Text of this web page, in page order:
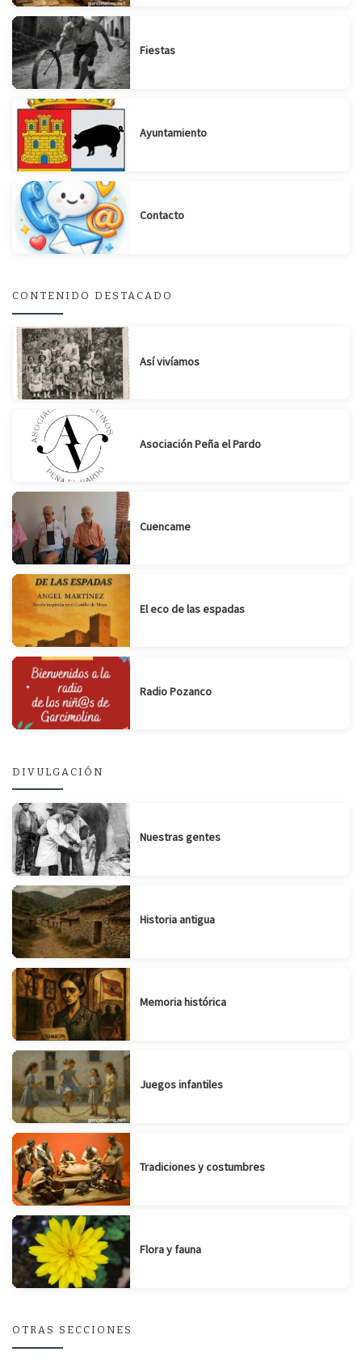
Fiestas
Ayuntamiento
Contacto
CONTENIDO DESTACADO
Así vivíamos
Asociación Peña el Pardo
Cuencame
El eco de las espadas
Radio Pozanco
DIVULGACIÓN
Nuestras gentes
Historia antigua
Memoria histórica
Juegos infantiles
Tradiciones y costumbres
Flora y fauna
OTRAS SECCIONES